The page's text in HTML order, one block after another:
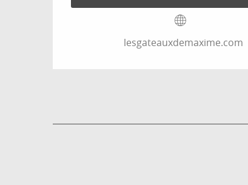
lesgateauxdemaxime.com